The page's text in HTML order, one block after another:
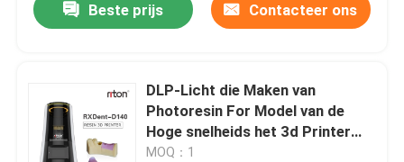
Beste prijs Contacteer ons
DLP-Licht die Maken van
Photoresin For Model van de
Hoge snelheids het 3d Printer
genezen
MOQ：1